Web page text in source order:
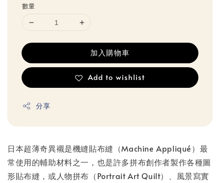
數量
加入購物車
Add to wishlist
分享
日本超薄奇異襯是機縫貼布縫（Machine Appliqué）最
常使用的輔助材料之一，也是許多拼布創作者製作各種圖
形貼布縫，或人物拼布（Portrait Art Quilt）、風景寫實